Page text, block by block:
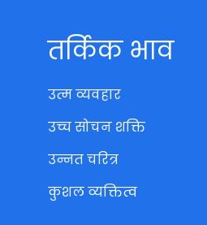
तर्किक भाव
उत्म व्यवहार
उच्च सोचन शक्ति
उन्नत चरित्र
कुशल व्यक्तित्व